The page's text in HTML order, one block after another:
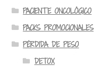
PACIENTE ONCOLÓGICO
PACKS PROMOCIONALES
PÉRDIDA DE PESO
DETOX